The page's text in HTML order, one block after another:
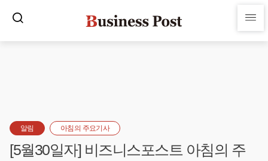
알림 아침의 주요기사
[5월30일자] 비즈니스포스트 아침의 주